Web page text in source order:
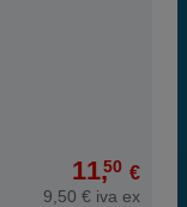
11,50 €
9,50 € iva ex